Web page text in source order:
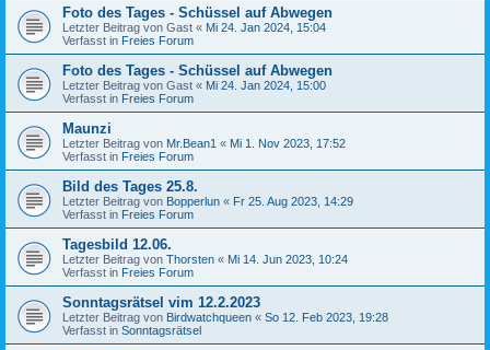
Foto des Tages - Schüssel auf Abwegen
Letzter Beitrag von Gast « Mi 24. Jan 2024, 15:04
Verfasst in Freies Forum
Foto des Tages - Schüssel auf Abwegen
Letzter Beitrag von Gast « Mi 24. Jan 2024, 15:00
Verfasst in Freies Forum
Maunzi
Letzter Beitrag von Mr.Bean1 « Mi 1. Nov 2023, 17:52
Verfasst in Freies Forum
Bild des Tages 25.8.
Letzter Beitrag von Bopperlun « Fr 25. Aug 2023, 14:29
Verfasst in Freies Forum
Tagesbild 12.06.
Letzter Beitrag von Thorsten « Mi 14. Jun 2023, 10:24
Verfasst in Freies Forum
Sonntagsrätsel vim 12.2.2023
Letzter Beitrag von Birdwatchqueen « So 12. Feb 2023, 19:28
Verfasst in Sonntagsrätsel